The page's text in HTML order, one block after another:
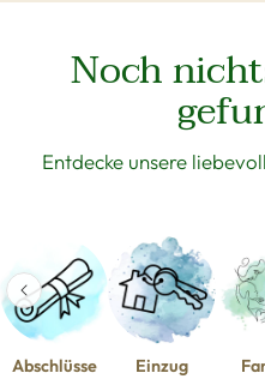
Noch
Entdecke unsere
Abschlüsse Einzug